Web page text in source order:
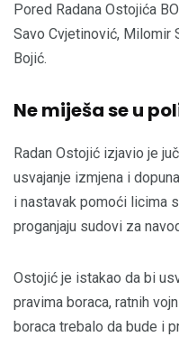
Pored Radana Ostojića
Savo Cvjetinović, Milomir
Bojić.
Ne miješa se u
Radan Ostojić izjavio je
usvajanje izmjena i
i nastavak pomoći licima
proganjaju sudovi za
Ostojić je istakao da bi
pravima boraca, ratnih
boraca trebalo da bude i